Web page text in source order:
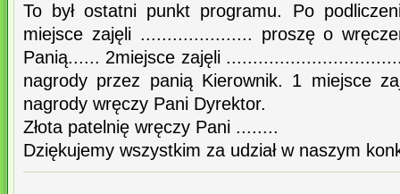
To był ostatni punkt programu. Po
miejsce zajęli ..................... proszę o
Panią...... 2miejsce zajęli
nagrody przez panią Kierownik. 1 miejsce
nagrody wręczy Pani Dyrektor.
Złota patelnię wręczy Pani ........
Dziękujemy wszystkim za udział w naszym